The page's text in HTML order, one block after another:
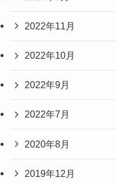
2022年11月
2022年10月
2022年9月
2022年7月
2020年8月
2019年12月